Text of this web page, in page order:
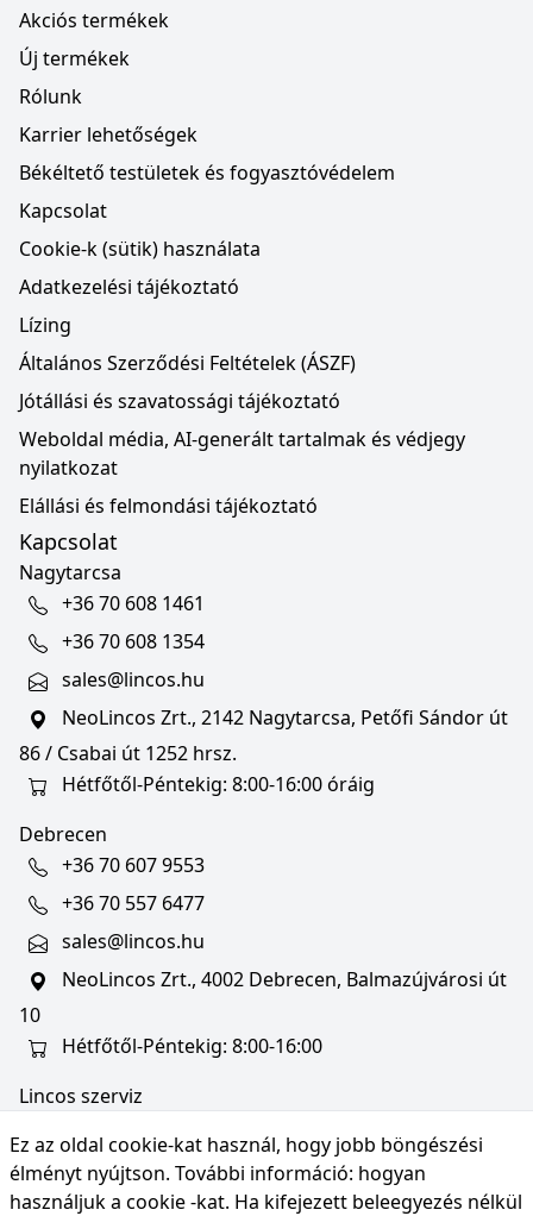
Ez az oldal cookie-kat használ, hogy jobb böngészési
élményt nyújtson. További információ: hogyan
használjuk a cookie -kat. Ha kifejezett beleegyezés nélkül
Akciós termékek
Új termékek
Rólunk
Karrier lehetőségek
Békéltető testületek és fogyasztóvédelem
Kapcsolat
Cookie-k (sütik) használata
Adatkezelési tájékoztató
Lízing
Általános Szerződési Feltételek (ÁSZF)
Jótállási és szavatossági tájékoztató
Weboldal média, AI-generált tartalmak és védjegy
nyilatkozat
Elállási és felmondási tájékoztató
Kapcsolat
Nagytarcsa
+36 70 608 1461
+36 70 608 1354
sales@lincos.hu
NeoLincos Zrt., 2142 Nagytarcsa, Petőfi Sándor út
86 / Csabai út 1252 hrsz.
Hétfőtől-Péntekig: 8:00-16:00 óráig
Debrecen
+36 70 607 9553
+36 70 557 6477
sales@lincos.hu
NeoLincos Zrt., 4002 Debrecen, Balmazújvárosi út
10
Hétfőtől-Péntekig: 8:00-16:00
Lincos szerviz
NeoLincos Zrt., 4002 Debrecen, Balmazújvárosi út
10